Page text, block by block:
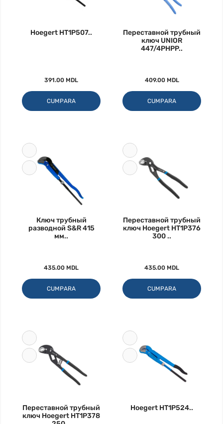
Hoegert HT1P507..
391.00 MDL
CUMPARA
Переставной трубный
ключ UNIOR
447/4PHPP..
409.00 MDL
CUMPARA
Ключ трубный
разводной S&R 415
мм..
435.00 MDL
CUMPARA
Переставной трубный
ключ Hoegert HT1P376
300 ..
435.00 MDL
CUMPARA
Переставной трубный
ключ Hoegert HT1P378
Hoegert HT1P524..